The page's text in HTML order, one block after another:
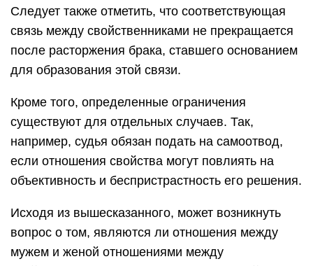
Следует также отметить, что соответствующая
связь между свойственниками не прекращается
после расторжения брака, ставшего основанием
для образования этой связи.
Кроме того, определенные ограничения
существуют для отдельных случаев. Так,
например, судья обязан подать на самоотвод,
если отношения свойства могут повлиять на
объективность и беспристрастность его решения.
Исходя из вышесказанного, может возникнуть
вопрос о том, являются ли отношения между
мужем и женой отношениями между